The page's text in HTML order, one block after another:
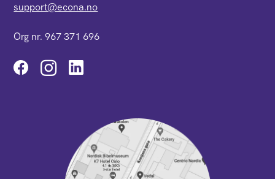
support@econa.no
Org nr. 967 371 696
Instagram